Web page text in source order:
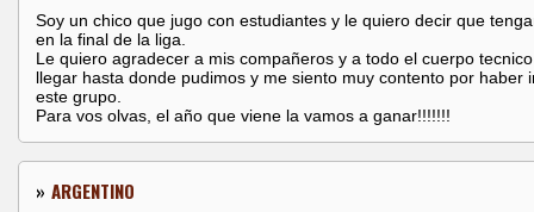
Soy un chico que jugo con estudiantes y le quiero decir que
en la final de la liga.
Le quiero agradecer a mis compañeros y a todo el cuerpo
llegar hasta donde pudimos y me siento muy contento por haber
este grupo.
Para vos olvas, el año que viene la vamos a ganar!!!!!!!
» ARGENTINO